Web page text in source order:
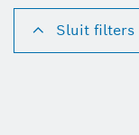
Sluit filters